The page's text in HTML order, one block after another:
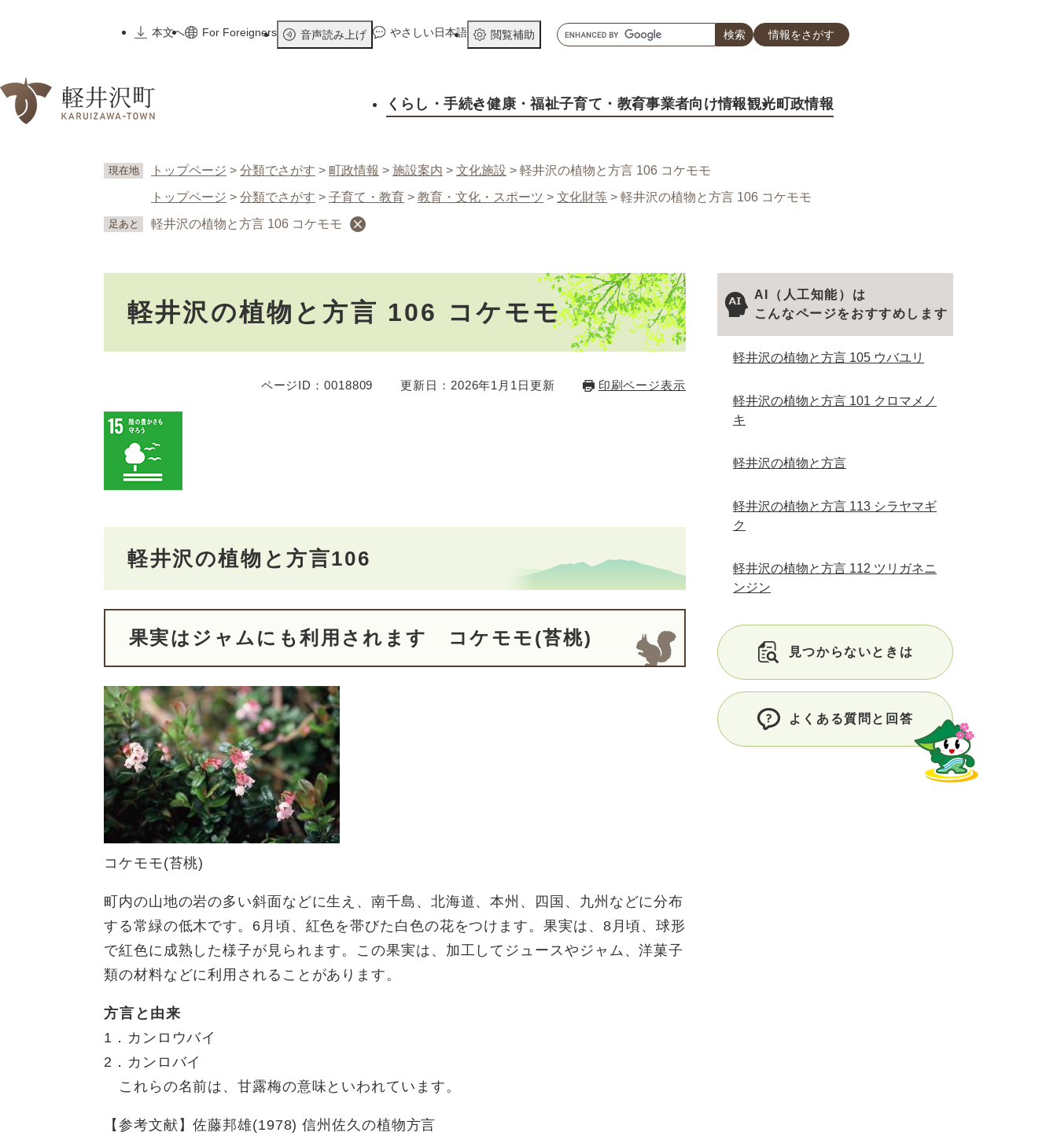
先
本文へ
For Foreigners 音声読み上げ やさしい日本語 閲覧補助
キ
ー
ド
情報をさがす
くらし ・手続き健康 ・福祉子育て ・教育事業者向け情報観光町政情報
現在地 トップページ > 分類でさがす > 町政情報 > 施設案内 > 文化施設 > 軽井沢の植物と方言 106 コケモモ
トップページ > 分類でさがす > 子育て・教育 > 教育・文化・スポーツ > 文化財等 > 軽井沢の植物と方言 106 コケモモ
足あと 軽井沢の植物と方言 106 コケモモ
軽井沢の植物と方言 106 コケモモ
ページID：0018809 更新日：2026年1月1日更新 印刷ページ表示
軽井沢の植物と方言106
果実はジャムにも利用されます コケモモ(苔桃)
コケモモ(苔桃)
町内の山地の岩の多い斜面などに生え、南千島、北海道、本州、四国、九州などに分布
する常緑の低木です。6月頃、紅色を帯びた白色の花をつけます。果実は、8月頃、球形
で紅色に成熟した様子が見られます。この果実は、加工してジュースやジャム、洋菓子
類の材料などに利用されることがあります。
方言と由来
1．カンロウバイ
2．カンロバイ
これらの名前は、甘露梅の意味といわれています。
【参考文献】佐藤邦雄(1978) 信州佐久の植物方言
AI（人工知能）は
こんなページをおすすめします
軽井沢の植物と方言 105 ウバユリ
軽井沢の植物と方言 101 クロマメノ
キ
軽井沢の植物と方言
軽井沢の植物と方言 113 シラヤマギ
ク
軽井沢の植物と方言 112 ツリガネニ
ンジン
見つからないときは
よくある質問と回答